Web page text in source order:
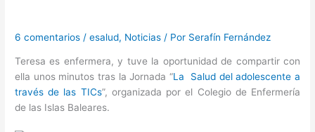
6 comentarios /esalud, Noticias / Por Serafín Fernández
Teresa es enfermera, y tuve la oportunidad de compartir con
ella unos minutos tras la Jornada “La Salud del adolescente a
través de las TICs”, organizada por el Colegio de Enfermería
de las Islas Baleares.